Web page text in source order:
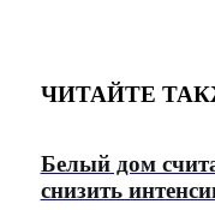
ЧИТАЙТЕ
Белый дом
снизить